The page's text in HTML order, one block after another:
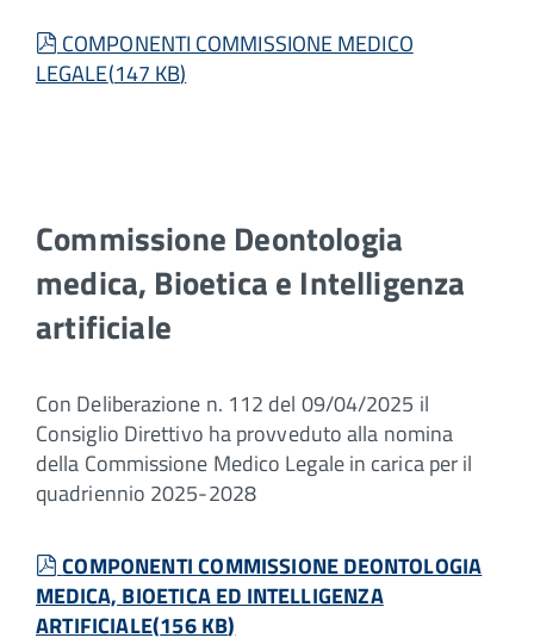
pdf
COMPONENTI COMMISSIONE MEDICO
LEGALE(147 KB)
Commissione Deontologia
medica, Bioetica e Intelligenza
artificiale
Con Deliberazione n. 112 del 09/04/2025 il
Consiglio Direttivo ha provveduto alla nomina
della Commissione Medico Legale in carica per il
quadriennio 2025-2028
pdf
COMPONENTI COMMISSIONE DEONTOLOGIA
MEDICA, BIOETICA ED INTELLIGENZA
ARTIFICIALE(156 KB)